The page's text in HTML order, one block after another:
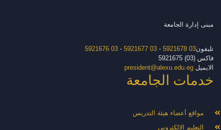
مبنى إدارة الجامعة
تليفون03 5921678
-
03 5921677
-
03 5921676
فاكس (03) 5921675
الايميلpresident@alexu.edu.eg
خدمات الجامعة
مواقع أعضاء هيئة التدريس
التعليم الإلكترونى